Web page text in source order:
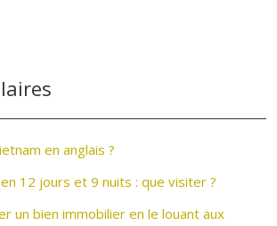
en anglais ?
12 jours et 9 nuits : que visiter ?
un bien immobilier en le louant aux